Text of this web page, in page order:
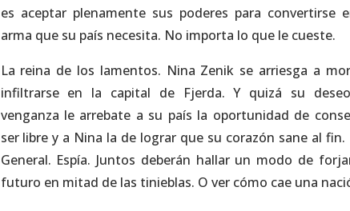
es aceptar plenamente sus poderes para convertirse
arma que su país necesita. No importa lo que le cueste.
La reina de los lamentos. Nina Zenik se arriesga a
infiltrarse en la capital de Fjerda. Y quizá su
venganza le arrebate a su país la oportunidad de
ser libre y a Nina la de lograr que su corazón sane al fin.
General. Espía. Juntos deberán hallar un modo de
futuro en mitad de las tinieblas. O ver cómo cae una